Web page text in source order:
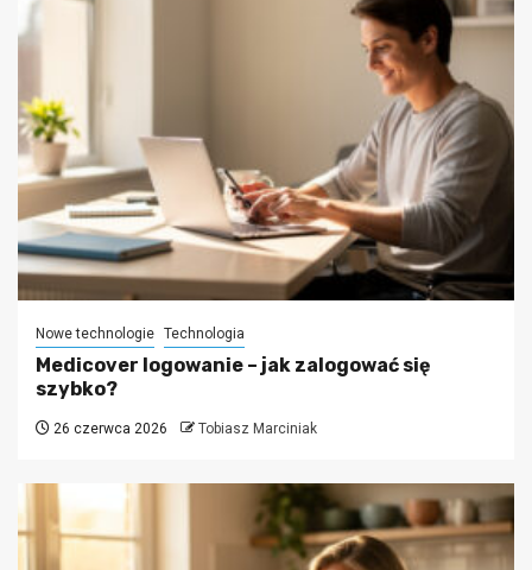
Nowe technologie Technologia
Medicover logowanie – jak zalogować się
szybko?
26 czerwca 2026 Tobiasz Marciniak